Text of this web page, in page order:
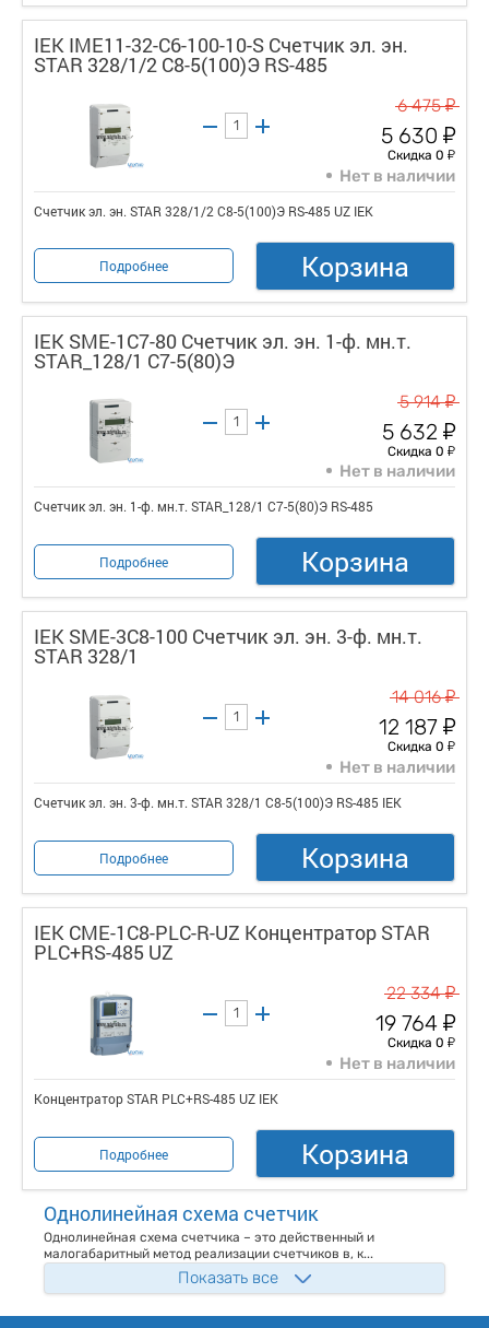
IEK IME11-32-C6-100-10-S Счетчик эл. эн.
STAR 328/1/2 С8-5(100)Э RS-485
6 475у
5 630 у
Скидка 0 у
Нет в наличии
Счетчик эл. эн. STAR 328/1/2 С8-5(100)Э RS-485 UZ IEK
Подробнее Корзина
IEK SME-1C7-80 Счетчик эл. эн. 1-ф. мн.т.
STAR_128/1 С7-5(80)Э
5 914у
5 632 у
Скидка 0 у
Нет в наличии
Счетчик эл. эн. 1-ф. мн.т. STAR_128/1 С7-5(80)Э RS-485
Подробнее Корзина
IEK SME-3C8-100 Счетчик эл. эн. 3-ф. мн.т.
STAR 328/1
14 016у
12 187 у
Скидка 0 у
Нет в наличии
Счетчик эл. эн. 3-ф. мн.т. STAR 328/1 С8-5(100)Э RS-485 IEK
Подробнее Корзина
IEK CME-1C8-PLC-R-UZ Концентратор STAR
PLC+RS-485 UZ
22 334у
19 764 у
Скидка 0 у
Нет в наличии
Концентратор STAR PLC+RS-485 UZ IEK
Подробнее Корзина
Однолинейная схема счетчик
Однолинейная схема счетчика – это действенный и
малогабаритный метод реализации счетчиков в, к...
Показать все